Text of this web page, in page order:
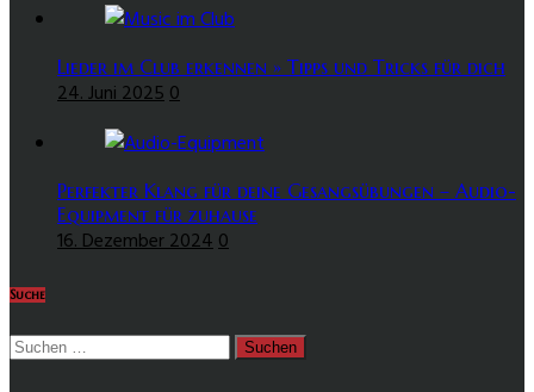
Lieder im Club erkennen » Tipps und Tricks für dich
24. Juni 20250
Perfekter Klang für deine Gesangsübungen – Audio-
Equipment für zuhause
16. Dezember 20240
Suche
Suchen